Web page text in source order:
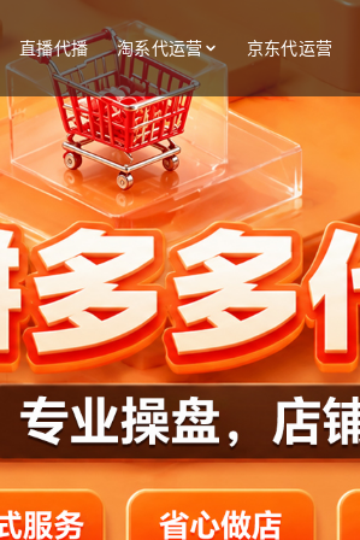
直播代播 淘系代运营 京东代运营